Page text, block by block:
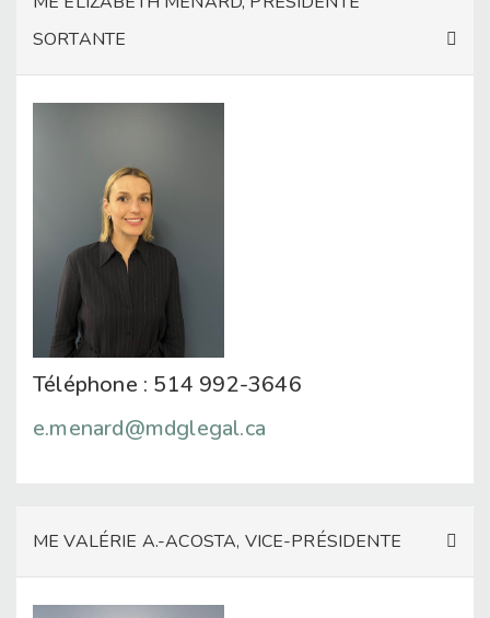
SORTANTE
Téléphone : 514 992-3646
e.menard@mdglegal.ca
ME VALÉRIE A.-ACOSTA, VICE-PRÉSIDENTE